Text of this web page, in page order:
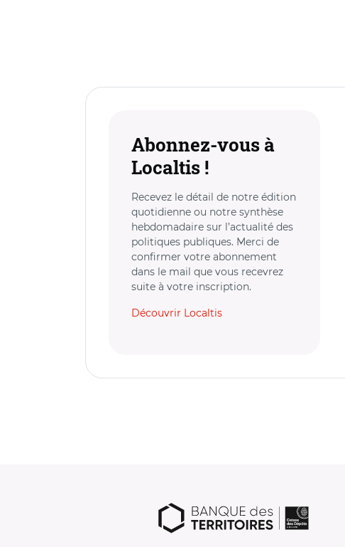
Abonnez-vous à
Localtis !
Recevez le détail de notre édition
quotidienne ou notre synthèse
hebdomadaire sur l’actualité des
politiques publiques. Merci de
confirmer votre abonnement
dans le mail que vous recevrez
suite à votre inscription.
Découvrir Localtis